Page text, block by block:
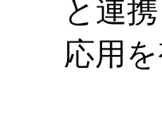
と連
応用